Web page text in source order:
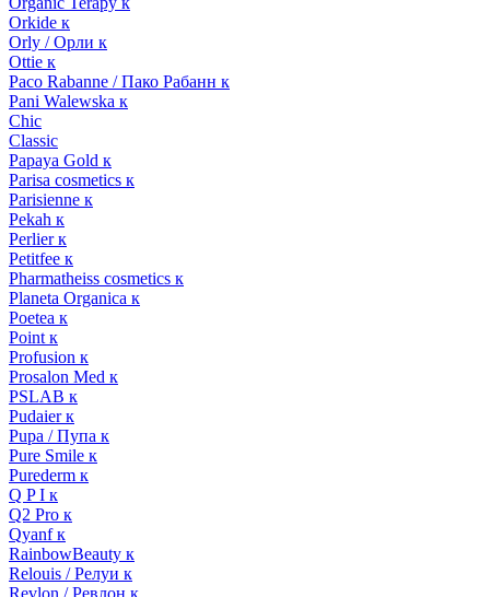
Orkide к
Orly / Орли к
Ottie к
Paco Rabanne / Пако Рабанн к
Pani Walewska к
Chic
Classic
Papaya Gold к
Parisa cosmetics к
Parisienne к
Pekah к
Perlier к
Petitfee к
Pharmatheiss cosmetics к
Planeta Organica к
Poetea к
Point к
Profusion к
Prosalon Med к
PSLAB к
Pudaier к
Pupa / Пупа к
Pure Smile к
Purederm к
Q P I к
Q2 Pro к
Qyanf к
RainbowBeauty к
Relouis / Релуи к
Revlon / Ревлон к